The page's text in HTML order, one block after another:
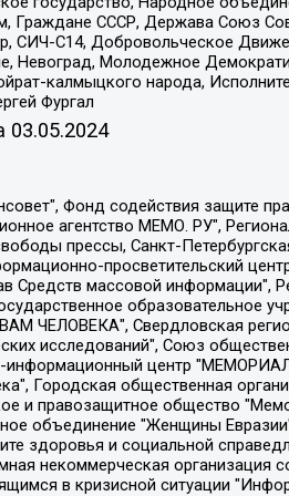
СССР, Держава Союз
СИЧ-С14, Добровольческое
Невоград, Молодежное
калмыцкого народа,
Фургал
03.05.2024
с ограниченной ответственностью "Ромашки монолит", Важенков Артем Валерьевич, Ивановская областная общественная организация "Центр гендерных исследований", Гурман Юрий Альбертович, Медиапроект "ОВД-Инфо", Егоров Владимир Владимирович, Жилинский Владимир Александрович, Общество с ограниченной ответственностью "ЗП", Иванова София Юрьевна, Карезина Инна Павловна, Кильтау Екатерина Викторовна, Петров Алексей Викторович, Пискунов Сергей Евгеньевич, Смирнов Сергей Сергеевич, Тихонов Михаил Сергеевич, Общество с ограниченной ответственностью "ЖУРНАЛИСТ-ИНОСТРАННЫЙ АГЕНТ", Арапова Галина Юрьевна, Вольтская Татьяна Анатольевна, Американская компания "Mason G.E.S. Anonymous Foundation" (США), являющаяся владельцем интернет-издания https://mnews.world/, Компания "Stichting Bellingcat", зарегистрированная в Нидерландах (дата регистрации 11.07.2018), Захаров Андрей Вячеславович, Клепиковская Екатерина Дмитриевна, Общество с ограниченной ответственностью "МЕМО", Перл Роман Александрович, Симонов Евгений Алексеевич, Соловьева Елена Анатольевна, Сотников Даниил Владимирович, Сурначева Елизавета Дмитриевна, Автономная некоммерческая организация по защите прав человека и информированию населения "Якутия – Наше Мнение", Общество с ограниченной ответственностью "Москоу диджитал медиа", с 26.01.2023 Общество с ограниченной ответственностью "Чайка Белые сады", Ветошкина Валерия Валерьевна, Заговора Максим Александрович, Межрегиональное общественное движение "Российская ЛГБТ - сеть", Оленичев Максим Владимирович, Павлов Иван Юрьевич, Скворцова Елена Сергеевна, Общество с ограниченной ответственностью "Как бы инагент", Кочетков Игорь Викторович, Общество с ограниченной ответственностью "Честные выборы", Еланчик Олег Александрович, Общество с ограниченной ответственностью "Нобелевский призыв", Гималова Регина Эмилевна, Григорьев Андрей Валерьевич, Григорьева Алина Александровна, Ассоциация по содействию защите прав призывников, альтернативнослужащих и военнослужащих "Правозащитная группа